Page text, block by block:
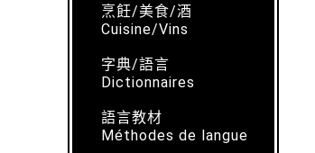
烹飪/美食/酒
Cuisine/Vins
字典/語言
Dictionnaires
語言教材
Méthodes de langue